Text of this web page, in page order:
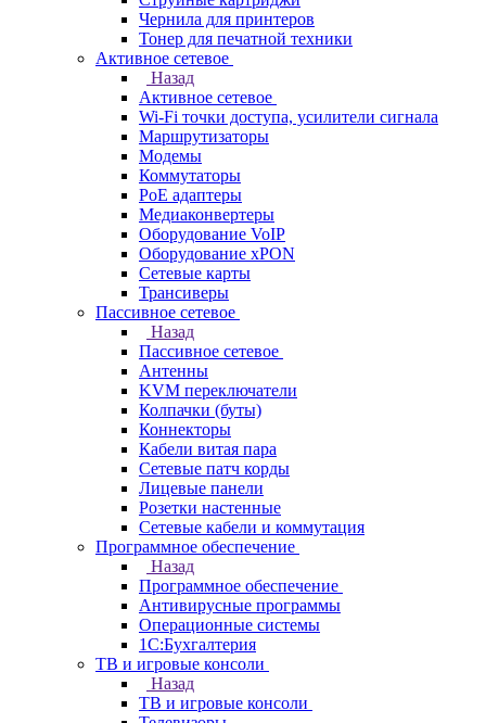
Чернила для принтеров
Тонер для печатной техники
Активное сетевое
Назад
Активное сетевое
Wi-Fi точки доступа, усилители сигнала
Маршрутизаторы
Модемы
Коммутаторы
PoE адаптеры
Медиаконвертеры
Оборудование VoIP
Оборудование xPON
Сетевые карты
Трансиверы
Пассивное сетевое
Назад
Пассивное сетевое
Антенны
KVM переключатели
Колпачки (буты)
Коннекторы
Кабели витая пара
Сетевые патч корды
Лицевые панели
Розетки настенные
Сетевые кабели и коммутация
Программное обеспечение
Назад
Программное обеспечение
Антивирусные программы
Операционные системы
1С:Бухгалтерия
ТВ и игровые консоли
Назад
ТВ и игровые консоли